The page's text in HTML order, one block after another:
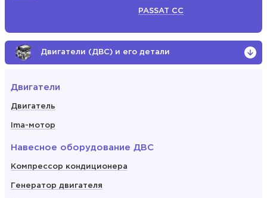
PASSAT СС
Двигатели (ДВС) и его детали
Двигатели
Двигатель
Ima-мотор
Навесное оборудование ДВС
Компрессор кондиционера
Генератор двигателя